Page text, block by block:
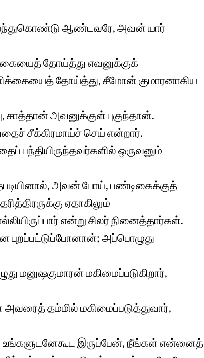
ஆண்டவரே, அவன் யார்
தோய்த்து எவனுக்குக்
தோய்த்து, சீமோன் குமாரனாகிய
அவனுக்குள் புகுந்தான்.
சீக்கிரமாய்ச் செய் என்றார்.
பந்தியிருந்தவர்களில் ஒருவனும்
அவன் போய், பண்டிகைக்குத்
ஏதாகிலும்
என்று சிலர் நினைத்தார்கள்.
அப்பொழுது
மனுஷகுமாரன் மகிமைப்படுகிறார்,
தம்மில் மகிமைப்படுத்துவார்,
இருப்பேன், நீங்கள் என்னைத்